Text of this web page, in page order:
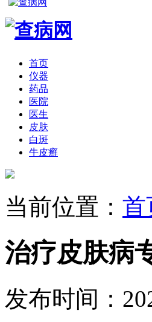
首页
仪器
药品
医院
医生
皮肤
白斑
牛皮癣
当前位置： 首
治疗皮肤病
发布时间：